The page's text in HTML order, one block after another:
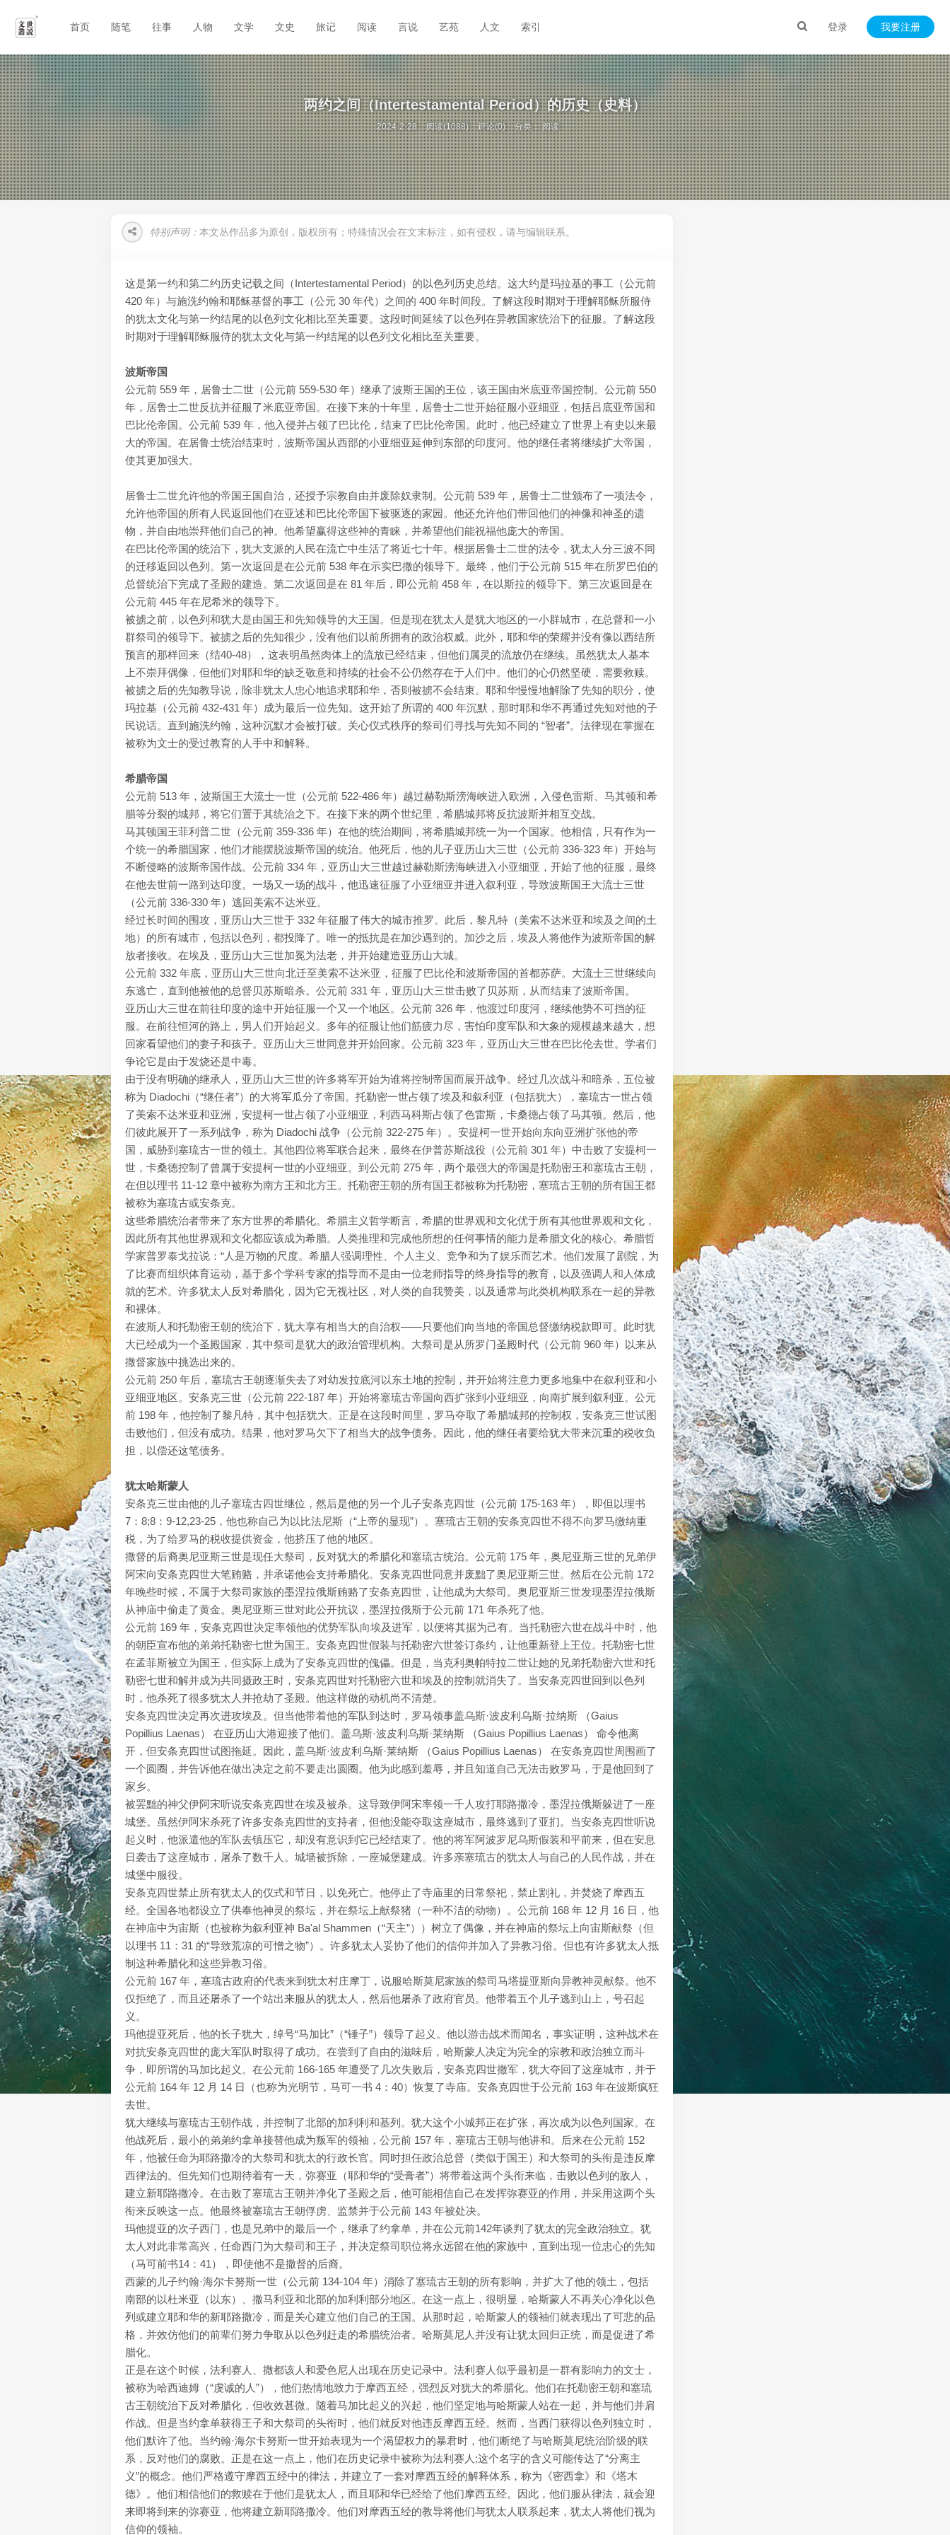
登录 我要注册
首页 随笔 往事 人物 文学 文史 旅记 阅读 言说 艺苑 人文 索引
两约之间（Intertestamental Period）的历史（史料）
2024-2-28 阅读(1088) 评论(0) 分类：阅读
特别声明： 本文丛作品多为原创，版权所有；特殊情况会在文末标注，如有侵权，请与编辑联系。
这是第一约和第二约历史记载之间（Intertestamental Period）的以色列历史总结。这大约是玛拉基的事工（公元前
420 年）与施洗约翰和耶稣基督的事工（公元 30 年代）之间的 400 年时间段。了解这段时期对于理解耶稣所服侍
的犹太文化与第一约结尾的以色列文化相比至关重要。这段时间延续了以色列在异教国家统治下的征服。了解这段
时期对于理解耶稣服侍的犹太文化与第一约结尾的以色列文化相比至关重要。
波斯帝国
公元前 559 年，居鲁士二世（公元前 559-530 年）继承了波斯王国的王位，该王国由米底亚帝国控制。公元前 550
年，居鲁士二世反抗并征服了米底亚帝国。在接下来的十年里，居鲁士二世开始征服小亚细亚，包括吕底亚帝国和
巴比伦帝国。公元前 539 年，他入侵并占领了巴比伦，结束了巴比伦帝国。此时，他已经建立了世界上有史以来最
大的帝国。在居鲁士统治结束时，波斯帝国从西部的小亚细亚延伸到东部的印度河。他的继任者将继续扩大帝国，
使其更加强大。
居鲁士二世允许他的帝国王国自治，还授予宗教自由并废除奴隶制。公元前 539 年，居鲁士二世颁布了一项法令，
允许他帝国的所有人民返回他们在亚述和巴比伦帝国下被驱逐的家园。他还允许他们带回他们的神像和神圣的遗
物，并自由地崇拜他们自己的神。他希望赢得这些神的青睐，并希望他们能祝福他庞大的帝国。
在巴比伦帝国的统治下，犹大支派的人民在流亡中生活了将近七十年。根据居鲁士二世的法令，犹太人分三波不同
的迁移返回以色列。第一次返回是在公元前 538 年在示实巴撒的领导下。最终，他们于公元前 515 年在所罗巴伯的
总督统治下完成了圣殿的建造。第二次返回是在 81 年后，即公元前 458 年，在以斯拉的领导下。第三次返回是在
公元前 445 年在尼希米的领导下。
被掳之前，以色列和犹大是由国王和先知领导的大王国。但是现在犹太人是犹大地区的一小群城市，在总督和一小
群祭司的领导下。被掳之后的先知很少，没有他们以前所拥有的政治权威。此外，耶和华的荣耀并没有像以西结所
预言的那样回来（结40-48），这表明虽然肉体上的流放已经结束，但他们属灵的流放仍在继续。虽然犹太人基本
上不崇拜偶像，但他们对耶和华的缺乏敬意和持续的社会不公仍然存在于人们中。他们的心仍然坚硬，需要救赎。
被掳之后的先知教导说，除非犹太人忠心地追求耶和华，否则被掳不会结束。耶和华慢慢地解除了先知的职分，使
玛拉基（公元前 432-431 年）成为最后一位先知。这开始了所谓的 400 年沉默，那时耶和华不再通过先知对他的子
民说话。直到施洗约翰，这种沉默才会被打破。关心仪式秩序的祭司们寻找与先知不同的 “智者”。法律现在掌握在
被称为文士的受过教育的人手中和解释。
希腊帝国
公元前 513 年，波斯国王大流士一世（公元前 522-486 年）越过赫勒斯滂海峡进入欧洲，入侵色雷斯、马其顿和希
腊等分裂的城邦，将它们置于其统治之下。在接下来的两个世纪里，希腊城邦将反抗波斯并相互交战。
马其顿国王菲利普二世（公元前 359-336 年）在他的统治期间，将希腊城邦统一为一个国家。他相信，只有作为一
个统一的希腊国家，他们才能摆脱波斯帝国的统治。他死后，他的儿子亚历山大三世（公元前 336-323 年）开始与
不断侵略的波斯帝国作战。公元前 334 年，亚历山大三世越过赫勒斯滂海峡进入小亚细亚，开始了他的征服，最终
在他去世前一路到达印度。一场又一场的战斗，他迅速征服了小亚细亚并进入叙利亚，导致波斯国王大流士三世
（公元前 336-330 年）逃回美索不达米亚。
经过长时间的围攻，亚历山大三世于 332 年征服了伟大的城市推罗。此后，黎凡特（美索不达米亚和埃及之间的土
地）的所有城市，包括以色列，都投降了。唯一的抵抗是在加沙遇到的。加沙之后，埃及人将他作为波斯帝国的解
放者接收。在埃及，亚历山大三世加冕为法老，并开始建造亚历山大城。
公元前 332 年底，亚历山大三世向北迁至美索不达米亚，征服了巴比伦和波斯帝国的首都苏萨。大流士三世继续向
东逃亡，直到他被他的总督贝苏斯暗杀。公元前 331 年，亚历山大三世击败了贝苏斯，从而结束了波斯帝国。
亚历山大三世在前往印度的途中开始征服一个又一个地区。公元前 326 年，他渡过印度河，继续他势不可挡的征
服。在前往恒河的路上，男人们开始起义。多年的征服让他们筋疲力尽，害怕印度军队和大象的规模越来越大，想
回家看望他们的妻子和孩子。亚历山大三世同意并开始回家。公元前 323 年，亚历山大三世在巴比伦去世。学者们
争论它是由于发烧还是中毒。
由于没有明确的继承人，亚历山大三世的许多将军开始为谁将控制帝国而展开战争。经过几次战斗和暗杀，五位被
称为 Diadochi（“继任者”）的大将军瓜分了帝国。托勒密一世占领了埃及和叙利亚（包括犹大），塞琉古一世占领
了美索不达米亚和亚洲，安提柯一世占领了小亚细亚，利西马科斯占领了色雷斯，卡桑德占领了马其顿。然后，他
们彼此展开了一系列战争，称为 Diadochi 战争（公元前 322-275 年）。安提柯一世开始向东向亚洲扩张他的帝
国，威胁到塞琉古一世的领土。其他四位将军联合起来，最终在伊普苏斯战役（公元前 301 年）中击败了安提柯一
世，卡桑德控制了曾属于安提柯一世的小亚细亚。到公元前 275 年，两个最强大的帝国是托勒密王和塞琉古王朝，
在但以理书 11-12 章中被称为南方王和北方王。托勒密王朝的所有国王都被称为托勒密，塞琉古王朝的所有国王都
被称为塞琉古或安条克。
这些希腊统治者带来了东方世界的希腊化。希腊主义哲学断言，希腊的世界观和文化优于所有其他世界观和文化，
因此所有其他世界观和文化都应该成为希腊。人类推理和完成他所想的任何事情的能力是希腊文化的核心。希腊哲
学家普罗泰戈拉说：“人是万物的尺度。希腊人强调理性、个人主义、竞争和为了娱乐而艺术。他们发展了剧院，为
了比赛而组织体育运动，基于多个学科专家的指导而不是由一位老师指导的终身指导的教育，以及强调人和人体成
就的艺术。许多犹太人反对希腊化，因为它无视社区，对人类的自我赞美，以及通常与此类机构联系在一起的异教
和裸体。
在波斯人和托勒密王朝的统治下，犹大享有相当大的自治权——只要他们向当地的帝国总督缴纳税款即可。此时犹
大已经成为一个圣殿国家，其中祭司是犹大的政治管理机构。大祭司是从所罗门圣殿时代（公元前 960 年）以来从
撒督家族中挑选出来的。
公元前 250 年后，塞琉古王朝逐渐失去了对幼发拉底河以东土地的控制，并开始将注意力更多地集中在叙利亚和小
亚细亚地区。安条克三世（公元前 222-187 年）开始将塞琉古帝国向西扩张到小亚细亚，向南扩展到叙利亚。公元
前 198 年，他控制了黎凡特，其中包括犹大。正是在这段时间里，罗马夺取了希腊城邦的控制权，安条克三世试图
击败他们，但没有成功。结果，他对罗马欠下了相当大的战争债务。因此，他的继任者要给犹大带来沉重的税收负
担，以偿还这笔债务。
犹太哈斯蒙人
安条克三世由他的儿子塞琉古四世继位，然后是他的另一个儿子安条克四世（公元前 175-163 年），即但以理书
7：8;8：9-12,23-25，他也称自己为以比法尼斯（“上帝的显现”）。塞琉古王朝的安条克四世不得不向罗马缴纳重
税，为了给罗马的税收提供资金，他挤压了他的地区。
撒督的后裔奥尼亚斯三世是现任大祭司，反对犹大的希腊化和塞琉古统治。公元前 175 年，奥尼亚斯三世的兄弟伊
阿宋向安条克四世大笔贿赂，并承诺他会支持希腊化。安条克四世同意并废黜了奥尼亚斯三世。然后在公元前 172
年晚些时候，不属于大祭司家族的墨涅拉俄斯贿赂了安条克四世，让他成为大祭司。奥尼亚斯三世发现墨涅拉俄斯
从神庙中偷走了黄金。奥尼亚斯三世对此公开抗议，墨涅拉俄斯于公元前 171 年杀死了他。
公元前 169 年，安条克四世决定率领他的优势军队向埃及进军，以便将其据为己有。当托勒密六世在战斗中时，他
的朝臣宣布他的弟弟托勒密七世为国王。安条克四世假装与托勒密六世签订条约，让他重新登上王位。托勒密七世
在孟菲斯被立为国王，但实际上成为了安条克四世的傀儡。但是，当克利奥帕特拉二世让她的兄弟托勒密六世和托
勒密七世和解并成为共同摄政王时，安条克四世对托勒密六世和埃及的控制就消失了。当安条克四世回到以色列
时，他杀死了很多犹太人并抢劫了圣殿。他这样做的动机尚不清楚。
安条克四世决定再次进攻埃及。但当他带着他的军队到达时，罗马领事盖乌斯·波皮利乌斯·拉纳斯 （Gaius
Popillius Laenas） 在亚历山大港迎接了他们。盖乌斯·波皮利乌斯·莱纳斯 （Gaius Popillius Laenas） 命令他离
开，但安条克四世试图拖延。因此，盖乌斯·波皮利乌斯·莱纳斯 （Gaius Popillius Laenas） 在安条克四世周围画了
一个圆圈，并告诉他在做出决定之前不要走出圆圈。他为此感到羞辱，并且知道自己无法击败罗马，于是他回到了
家乡。
被罢黜的神父伊阿宋听说安条克四世在埃及被杀。这导致伊阿宋率领一千人攻打耶路撒冷，墨涅拉俄斯躲进了一座
城堡。虽然伊阿宋杀死了许多安条克四世的支持者，但他没能夺取这座城市，最终逃到了亚扪。当安条克四世听说
起义时，他派遣他的军队去镇压它，却没有意识到它已经结束了。他的将军阿波罗尼乌斯假装和平前来，但在安息
日袭击了这座城市，屠杀了数千人。城墙被拆除，一座城堡建成。许多亲塞琉古的犹太人与自己的人民作战，并在
城堡中服役。
安条克四世禁止所有犹太人的仪式和节日，以免死亡。他停止了寺庙里的日常祭祀，禁止割礼，并焚烧了摩西五
经。全国各地都设立了供奉他神灵的祭坛，并在祭坛上献祭猪（一种不洁的动物）。公元前 168 年 12 月 16 日，他
在神庙中为宙斯（也被称为叙利亚神 Ba'al Shammen（“天主”））树立了偶像，并在神庙的祭坛上向宙斯献祭（但
以理书 11：31 的“导致荒凉的可憎之物”）。许多犹太人妥协了他们的信仰并加入了异教习俗。但也有许多犹太人抵
制这种希腊化和这些异教习俗。
公元前 167 年，塞琉古政府的代表来到犹太村庄摩丁，说服哈斯莫尼家族的祭司马塔提亚斯向异教神灵献祭。他不
仅拒绝了，而且还屠杀了一个站出来服从的犹太人，然后他屠杀了政府官员。他带着五个儿子逃到山上，号召起
义。
玛他提亚死后，他的长子犹大，绰号“马加比”（“锤子”）领导了起义。他以游击战术而闻名，事实证明，这种战术在
对抗安条克四世的庞大军队时取得了成功。在尝到了自由的滋味后，哈斯蒙人决定为完全的宗教和政治独立而斗
争，即所谓的马加比起义。在公元前 166-165 年遭受了几次失败后，安条克四世撤军，犹大夺回了这座城市，并于
公元前 164 年 12 月 14 日（也称为光明节，马可一书 4：40）恢复了寺庙。安条克四世于公元前 163 年在波斯疯狂
去世。
犹大继续与塞琉古王朝作战，并控制了北部的加利利和基列。犹大这个小城邦正在扩张，再次成为以色列国家。在
他战死后，最小的弟弟约拿单接替他成为叛军的领袖，公元前 157 年，塞琉古王朝与他讲和。后来在公元前 152
年，他被任命为耶路撒冷的大祭司和犹太的行政长官。同时担任政治总督（类似于国王）和大祭司的头衔是违反摩
西律法的。但先知们也期待着有一天，弥赛亚（耶和华的“受膏者”）将带着这两个头衔来临，击败以色列的敌人，
建立新耶路撒冷。在击败了塞琉古王朝并净化了圣殿之后，他可能相信自己在发挥弥赛亚的作用，并采用这两个头
衔来反映这一点。他最终被塞琉古王朝俘虏、监禁并于公元前 143 年被处决。
玛他提亚的次子西门，也是兄弟中的最后一个，继承了约拿单，并在公元前142年谈判了犹太的完全政治独立。犹
太人对此非常高兴，任命西门为大祭司和王子，并决定祭司职位将永远留在他的家族中，直到出现一位忠心的先知
（马可前书14：41），即使他不是撒督的后裔。
西蒙的儿子约翰·海尔卡努斯一世（公元前 134-104 年）消除了塞琉古王朝的所有影响，并扩大了他的领土，包括
南部的以杜米亚（以东）、撒马利亚和北部的加利利部分地区。在这一点上，很明显，哈斯蒙人不再关心净化以色
列或建立耶和华的新耶路撒冷，而是关心建立他们自己的王国。从那时起，哈斯蒙人的领袖们就表现出了可悲的品
格，并效仿他们的前辈们努力争取从以色列赶走的希腊统治者。哈斯莫尼人并没有让犹太回归正统，而是促进了希
腊化。
正是在这个时候，法利赛人、撒都该人和爱色尼人出现在历史记录中。法利赛人似乎最初是一群有影响力的文士，
被称为哈西迪姆（“虔诚的人”），他们热情地致力于摩西五经，强烈反对犹大的希腊化。他们在托勒密王朝和塞琉
古王朝统治下反对希腊化，但收效甚微。随着马加比起义的兴起，他们坚定地与哈斯蒙人站在一起，并与他们并肩
作战。但是当约拿单获得王子和大祭司的头衔时，他们就反对他违反摩西五经。然而，当西门获得以色列独立时，
他们默许了他。当约翰·海尔卡努斯一世开始表现为一个渴望权力的暴君时，他们断绝了与哈斯莫尼统治阶级的联
系，反对他们的腐败。正是在这一点上，他们在历史记录中被称为法利赛人;这个名字的含义可能传达了“分离主
义”的概念。他们严格遵守摩西五经中的律法，并建立了一套对摩西五经的解释体系，称为《密西拿》和《塔木
德》。他们相信他们的救赎在于他们是犹太人，而且耶和华已经给了他们摩西五经。因此，他们服从律法，就会迎
来即将到来的弥赛亚，他将建立新耶路撒冷。他们对摩西五经的教导将他们与犹太人联系起来，犹太人将他们视为
信仰的领袖。